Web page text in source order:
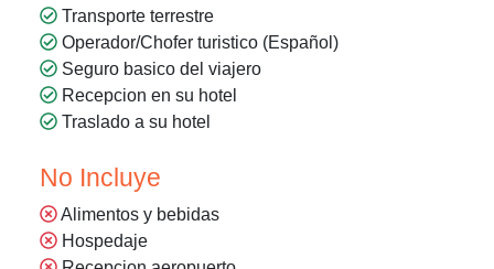
Transporte terrestre
Operador/Chofer turistico (Español)
Seguro basico del viajero
Recepcion en su hotel
Traslado a su hotel
No Incluye
Alimentos y bebidas
Hospedaje